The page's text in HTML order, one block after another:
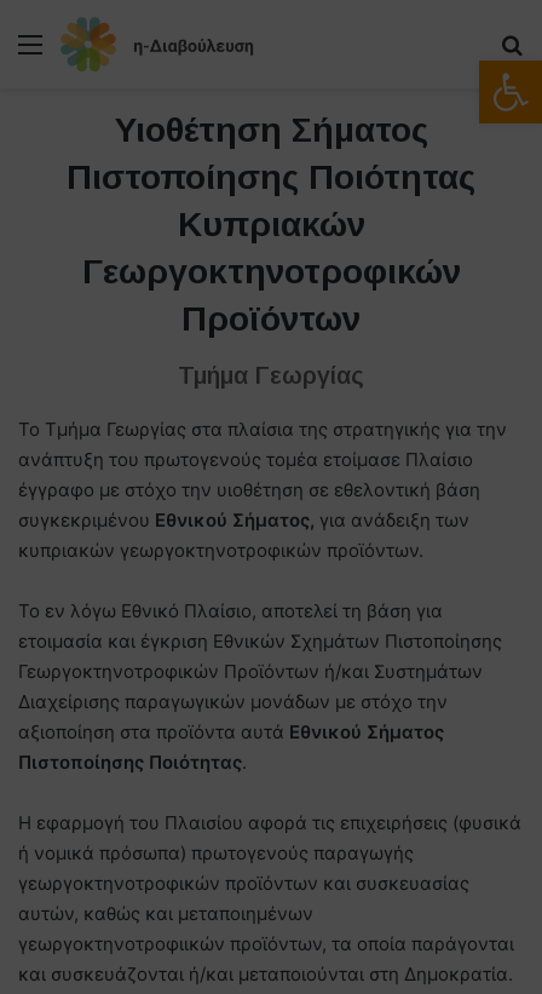
Μενού
Υιοθέτηση Σήματος
Πιστοποίησης Ποιότητας
Κυπριακών
Γεωργοκτηνοτροφικών
Προϊόντων
Τμήμα Γεωργίας
Το Τμήμα Γεωργίας στα πλαίσια της στρατηγικής για την
ανάπτυξη του πρωτογενούς τομέα ετοίμασε Πλαίσιο
έγγραφο με στόχο την υιοθέτηση σε εθελοντική βάση
συγκεκριμένου Εθνικού Σήματος, για ανάδειξη των
κυπριακών γεωργοκτηνοτροφικών προϊόντων.
Το εν λόγω Εθνικό Πλαίσιο, αποτελεί τη βάση για
ετοιμασία και έγκριση Εθνικών Σχημάτων Πιστοποίησης
Γεωργοκτηνοτροφικών Προϊόντων ή/και Συστημάτων
Διαχείρισης παραγωγικών μονάδων με στόχο την
αξιοποίηση στα προϊόντα αυτά Εθνικού Σήματος
Πιστοποίησης Ποιότητας.
Η εφαρμογή του Πλαισίου αφορά τις επιχειρήσεις (φυσικά
ή νομικά πρόσωπα) πρωτογενούς παραγωγής
γεωργοκτηνοτροφικών προϊόντων και συσκευασίας
αυτών, καθώς και μεταποιημένων
γεωργοκτηνοτροφιικών προϊόντων, τα οποία παράγονται
και συσκευάζονται ή/και μεταποιούνται στη Δημοκρατία.